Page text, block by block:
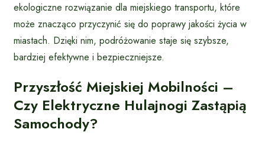
ekologiczne rozwiązanie dla miejskiego transportu, które
może znacząco przyczynić się do poprawy jakości życia w
miastach. Dzięki nim, podróżowanie staje się szybsze,
bardziej efektywne i bezpieczniejsze.
Przyszłość Miejskiej Mobilności –
Czy Elektryczne Hulajnogi Zastąpią
Samochody?